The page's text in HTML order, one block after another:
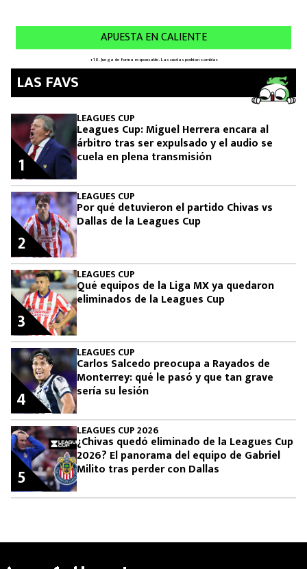
LAS FAVS
LEAGUES CUP
Leagues Cup: Miguel Herrera encara al
árbitro tras ser expulsado y el audio se
cuela en plena transmisión
1
LEAGUES CUP
Por qué detuvieron el partido Chivas vs
Dallas de la Leagues Cup
2
LEAGUES CUP
Qué equipos de la Liga MX ya quedaron
eliminados de la Leagues Cup
3
LEAGUES CUP
Carlos Salcedo preocupa a Rayados de
Monterrey: qué le pasó y que tan grave
sería su lesión
4
LEAGUES CUP 2026
¿Chivas quedó eliminado de la Leagues Cup
2026? El panorama del equipo de Gabriel
Milito tras perder con Dallas
5